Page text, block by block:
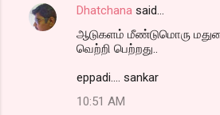
Dhatchana said…
ஆடுகளம் மீண்டுமொரு
வெற்றி பெற்றது..
eppadi.... sankar
10:51 AM